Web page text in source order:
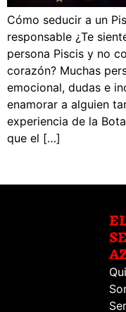
Cómo seducir a un
responsable ¿Te
persona Piscis y no
corazón? Muchas
emocional, dudas e
enamorar a alguien
experiencia de la
que el […]